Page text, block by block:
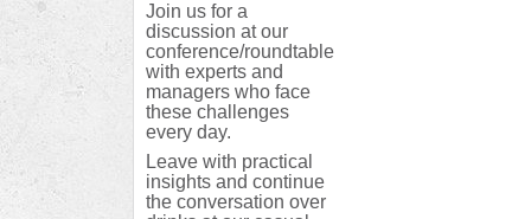
Join us for a
discussion at our
conference/roundtable
with experts and
managers who face
these challenges
every day.
Leave with practical
insights and continue
the conversation over